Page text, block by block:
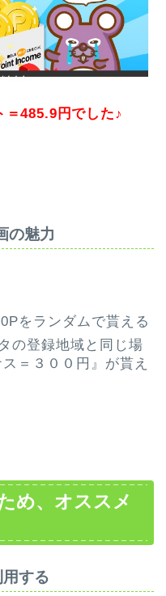
485.9円でした♪
の魅力
をランダムで貰える
の登録地域と同じ場
＝３００円』が貰え
め、オススメ
する